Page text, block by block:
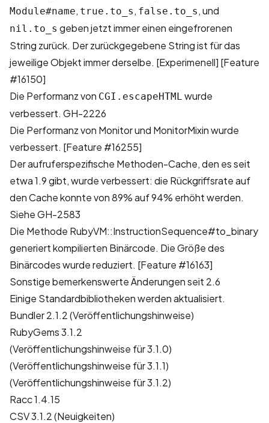
Module#name, true.to_s , false.to_s , und
nil.to_s geben jetzt immer einen eingefrorenen
String zurück. Der zurückgegebene String ist für das
jeweilige Objekt immer derselbe. [Experimenell] [Feature
#16150]
Die Performanz von CGI.escapeHTML wurde
verbessert. GH-2226
Die Performanz von Monitor und MonitorMixin wurde
verbessert. [Feature #16255]
Der aufruferspezifische Methoden-Cache, den es seit
etwa 1.9 gibt, wurde verbessert: die Rückgriffsrate auf
den Cache konnte von 89% auf 94% erhöht werden.
SieheGH-2583
Die Methode RubyVM::InstructionSequence#to_binary
generiert kompilierten Binärcode. Die Größe des
Binärcodes wurde reduziert. [Feature #16163]
Sonstige bemerkenswerte Änderungen seit 2.6
Einige Standardbibliotheken werden aktualisiert.
Bundler 2.1.2 (Veröffentlichungshinweise)
RubyGems 3.1.2
(Veröffentlichungshinweise für 3.1.0)
(Veröffentlichungshinweise für 3.1.1)
(Veröffentlichungshinweise für 3.1.2)
Racc 1.4.15
CSV 3.1.2 (Neuigkeiten)